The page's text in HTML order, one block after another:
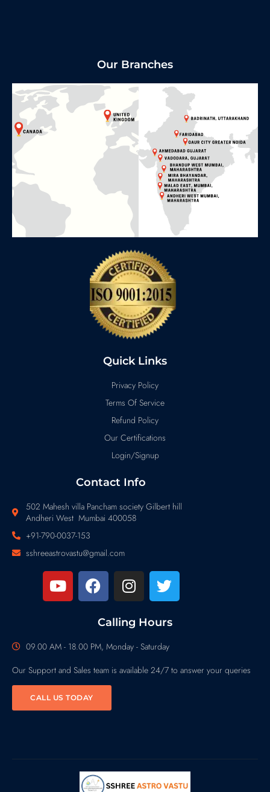
Our Branches
Quick Links
Privacy Policy
Terms Of Service
Refund Policy
Our Certifications
Login/Signup
Contact Info
502 Mahesh villa Pancham society Gilbert hill
Andheri West Mumbai 400058
+91-790-0037-153
sshreeastrovastu@gmail.com
Calling Hours
09.00 AM - 18.00 PM, Monday - Saturday
Our Support and Sales team is available 24/7 to answer your queries
CALL US TODAY